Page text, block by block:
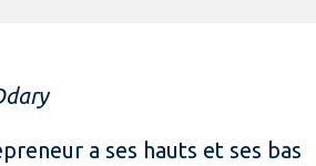
a ses hauts et ses bas